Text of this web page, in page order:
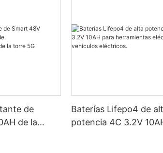
de
​​de la
Baterías Lifepo4 de
potencia 4C 3.2V